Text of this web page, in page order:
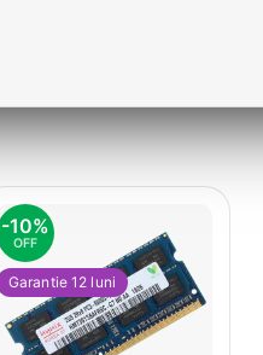
-10%
OFF
Garantie 12 luni